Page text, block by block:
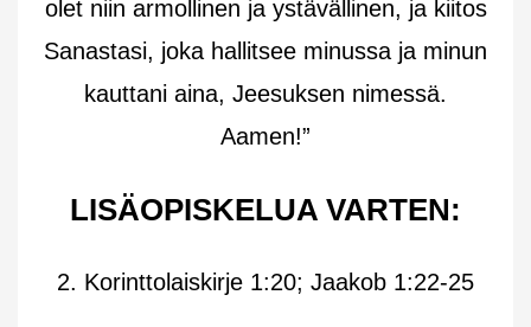
olet niin armollinen ja ystävällinen, ja kiitos
Sanastasi, joka hallitsee minussa ja minun
kauttani aina, Jeesuksen nimessä.
Aamen!”
LISÄOPISKELUA VARTEN:
2. Korinttolaiskirje 1:20; Jaakob 1:22-25